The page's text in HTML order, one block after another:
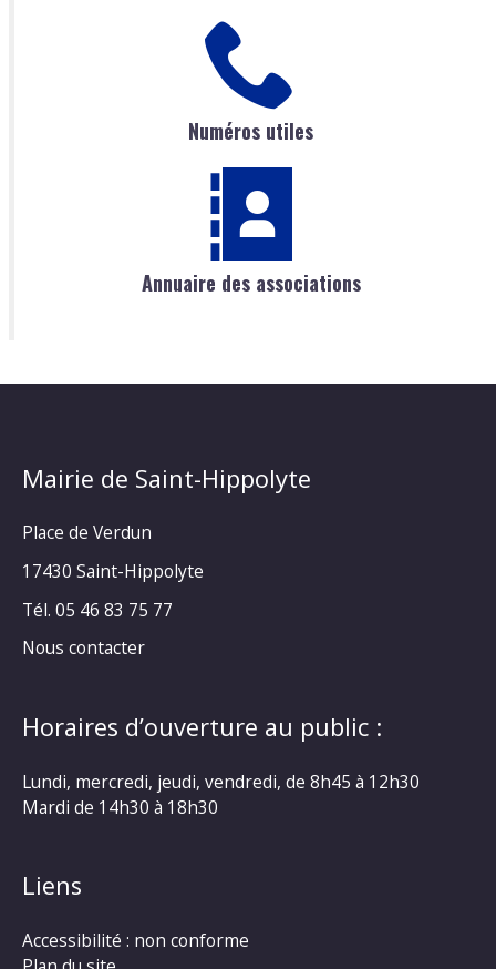
Numéros utiles
Annuaire des associations
Mairie de Saint-Hippolyte
Place de Verdun
17430 Saint-Hippolyte
Tél. 05 46 83 75 77
Nous contacter
Horaires d’ouverture au public :
Lundi, mercredi, jeudi, vendredi, de 8h45 à 12h30
Mardi de 14h30 à 18h30
Liens
Accessibilité : non conforme